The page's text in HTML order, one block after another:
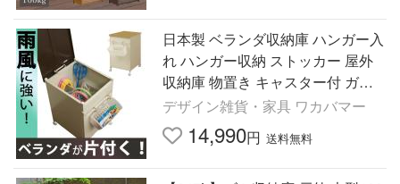
日本製 ベランダ収納庫 ハンガー入
れ ハンガー収納 ストッカー 屋外
収納庫 物置き キャスター付 ガー
デニング用品 洗濯グッズ ランドリ
ースリム 仕切り 送料無料
デザイン雑貨・家具 ワカバマー
14,990円 送料無料